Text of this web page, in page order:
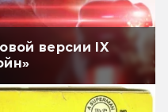
версии IX